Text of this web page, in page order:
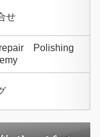
せ
Polishing